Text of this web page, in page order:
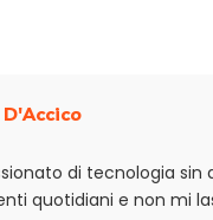
di tecnologia
quotidiani e non mi